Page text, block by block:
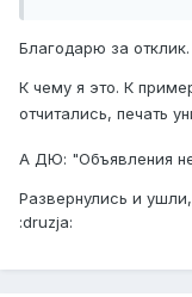
Благодарю за отклик.
К чему я это. К
отчитались, печать
А ДЮ: "Объявления
Развернулись и
:druzja: